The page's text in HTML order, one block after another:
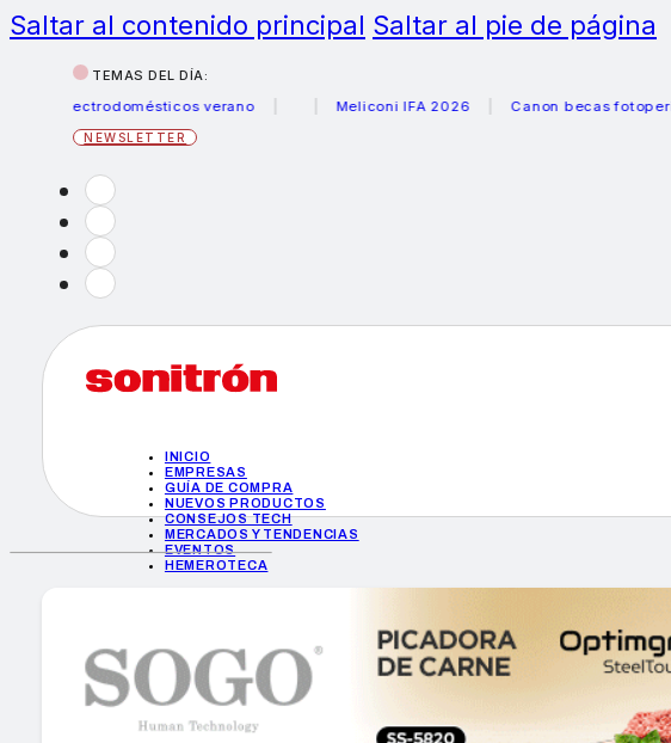
Saltar al contenido principal Saltar al pie de página
TEMAS DEL DÍA:
verano
Meliconi IFA 2026 Canon becas fotoperiodismo
NEWSLETTER
INICIO
EMPRESAS
GUÍA DE COMPRA
NUEVOS PRODUCTOS
CONSEJOS TECH
MERCADOS Y TENDENCIAS
EVENTOS
HEMEROTECA
GUÍA DE COMPRA
NUEVOS PRODUCTOS
CONSEJOS TECH
MERCADOS Y TENDENCIAS
HEMEROTECA